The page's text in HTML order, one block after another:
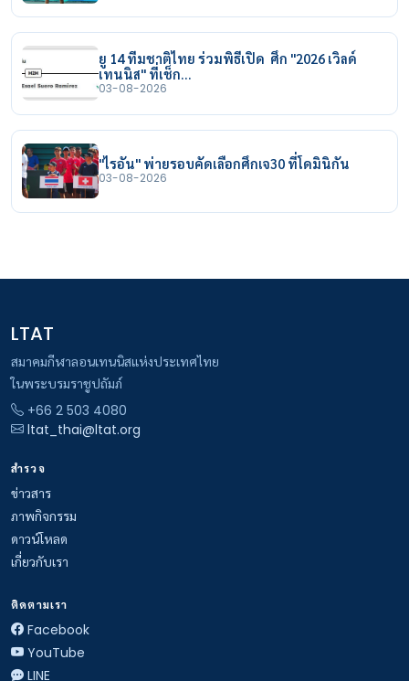
ยู 14 ทีมชาติไทย ร่วมพิธีเปิด ศึก "2026 เวิลด์
เทนนิส" ที่เช็ก…
03-08-2026
"ไรอัน" พ่ายรอบคัดเลือกศึกเจ30 ที่โดมินิกัน
03-08-2026
LTAT
สมาคมกีฬาลอนเทนนิสแห่งประเทศไทย
ในพระบรมราชูปถัมภ์
+66 2 503 4080
ltat_thai@ltat.org
สำรวจ
ข่าวสาร
ภาพกิจกรรม
ดาวน์โหลด
เกี่ยวกับเรา
ติดตามเรา
Facebook
YouTube
LINE